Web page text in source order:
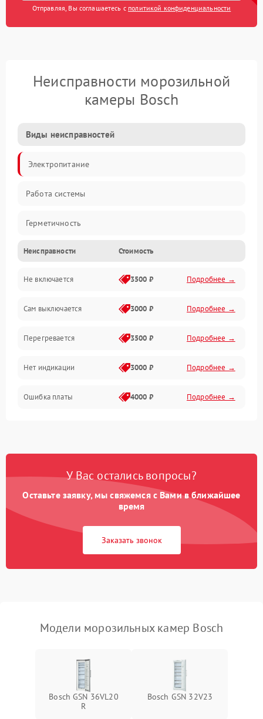
Отправляя, Вы соглашаетесь с политикой конфиденциальности
Неисправности морозильной
камеры Bosch
Виды неисправностей
Электропитание
Работа системы
Герметичность
Механика
Неисправности Стоимость
Не включается 3500 ₽ Подробнее →
Сам выключается 3000 ₽ Подробнее →
Перегревается 3500 ₽ Подробнее →
Нет индикации 3000 ₽ Подробнее →
Ошибка платы 4000 ₽ Подробнее →
У Вас остались вопросы?
Оставьте заявку, мы свяжемся с Вами в ближайшее
время
Заказать звонок
Модели морозильных камер Bosch
Bosch GSN 36VL20
R
Bosch GSN 32V23